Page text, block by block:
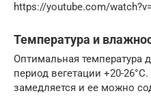
https://youtube.com/
Температура и
Оптимальная температура
период вегетации +20-
замедляется и ее можно